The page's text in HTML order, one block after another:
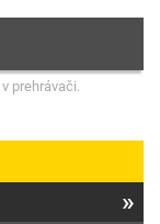
v prehrávači.
»